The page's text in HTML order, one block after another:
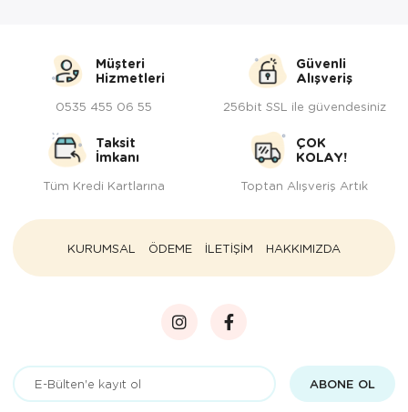
Müşteri
Hizmetleri
0535 455 06 55
Güvenli
Alışveriş
256bit SSL ile güvendesiniz
Taksit
İmkanı
Tüm Kredi Kartlarına
ÇOK
KOLAY!
Toptan Alışveriş Artık
KURUMSAL ÖDEME İLETİŞİM HAKKIMIZDA
ABONE OL